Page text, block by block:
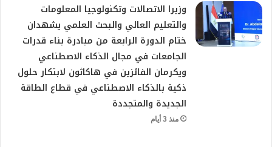
وزيرا الاتصالات وتكنولوجيا المعلومات
والتعليم العالي والبحث العلمي يشهدان
ختام الدورة الرابعة من مبادرة بناء قدرات
الجامعات في مجال الذكاء الاصطناعي
ويكرمان الفائزين في هاكاثون لابتكار حلول
ذكية بالذكاء الاصطناعي في قطاع الطاقة
الجديدة والمتجددة
منذ 3 أيام